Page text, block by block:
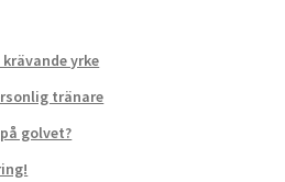
yrke
tränare
golvet?